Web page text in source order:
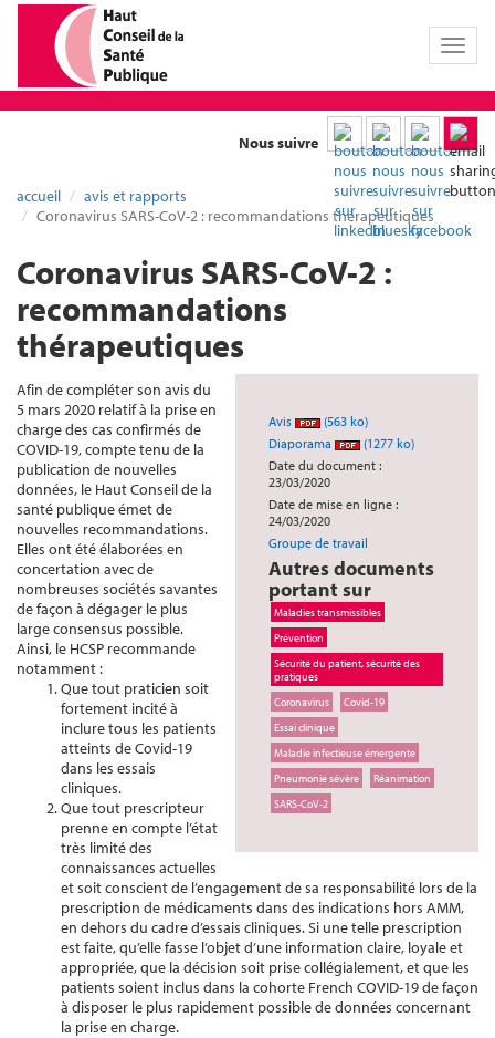
Toggle
Nous suivre
accueil
avis et rapports
Coronavirus SARS-CoV-2 : recommandations thérapeutiques
Coronavirus SARS-CoV-2 :
recommandations
thérapeutiques
Avis
(563 ko)
Diaporama
(1277 ko)
Date du document :
23/03/2020
Date de mise en ligne :
24/03/2020
Groupe de travail
Autres documents
portant sur
Maladies transmissibles
Prévention
Sécurité du patient, sécurité des
pratiques
Coronavirus
Covid-19
Essai clinique
Maladie infectieuse émergente
Pneumonie sévère
Réanimation
SARS-CoV-2
Afin de compléter son avis du
5 mars 2020 relatif à la prise en
charge des cas confirmés de
COVID-19, compte tenu de la
publication de nouvelles
données, le Haut Conseil de la
santé publique émet de
nouvelles recommandations.
Elles ont été élaborées en
concertation avec de
nombreuses sociétés savantes
de façon à dégager le plus
large consensus possible.
Ainsi, le HCSP recommande
notamment :
Que tout praticien soit
fortement incité à
inclure tous les patients
atteints de Covid-19
dans les essais
cliniques.
Que tout prescripteur
prenne en compte l’état
très limité des
connaissances actuelles
et soit conscient de l’engagement de sa responsabilité lors de la
prescription de médicaments dans des indications hors AMM,
en dehors du cadre d’essais cliniques. Si une telle prescription
est faite, qu’elle fasse l’objet d’une information claire, loyale et
appropriée, que la décision soit prise collégialement, et que les
patients soient inclus dans la cohorte French COVID-19 de façon
à disposer le plus rapidement possible de données concernant
la prise en charge.